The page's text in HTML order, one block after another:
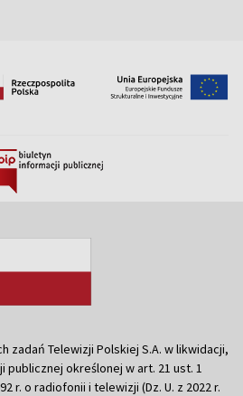
zadań Telewizji Polskiej S.A. w likwidacji,
publicznej określonej w art. 21 ust. 1
r. o radiofonii i telewizji (Dz. U. z 2022 r.